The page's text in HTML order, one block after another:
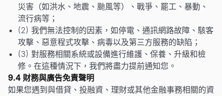
災害（如洪水、地震、颱風等）、戰爭、罷工、暴動、
流行病等；
(2) 我們無法控制的因素，如停電、通訊網路故障、駭客
攻擊、惡意程式攻擊、病毒以及第三方服務的缺陷；
(3) 對服務相關系統或設備進行維護、保養、升級和檢
修。在這種情況下，我們將盡力提前通知您。
9.4 財務與廣告免責聲明
如果您遇到與借貸、投融資、理財或其他金融事務相關的資